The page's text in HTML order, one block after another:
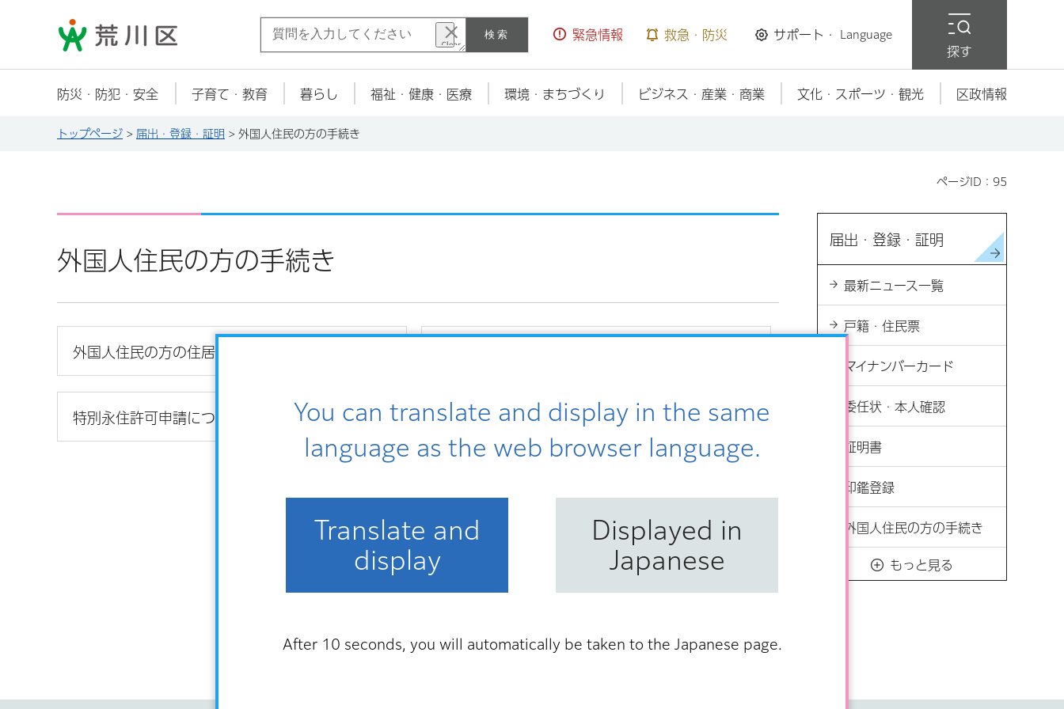
You can translate and display in the same
language as the web browser language.
Translate and
display
Displayed in
Japanese
After 10 seconds, you will automatically be taken to the Japanese page.
荒川区 検索 緊急情報 救急・防災 サポート・ Language
探す
防災・防犯・安全 子育て・教育 暮らし 福祉・健康・医療 環境・まちづくり ビジネス・産業・商業 文化・スポーツ・観光 区政情報
トップページ > 届出・登録・証明 > 外国人住民の方の手続き
ページID：95
外国人住民の方の手続き
外国人住民の方の住居地の届出
特別永住許可申請について
届出・登録・証明
最新ニュース一覧
戸籍・住民票
マイナンバーカード
委任状・本人確認
証明書
印鑑登録
外国人住民の方の手続き
もっと見る